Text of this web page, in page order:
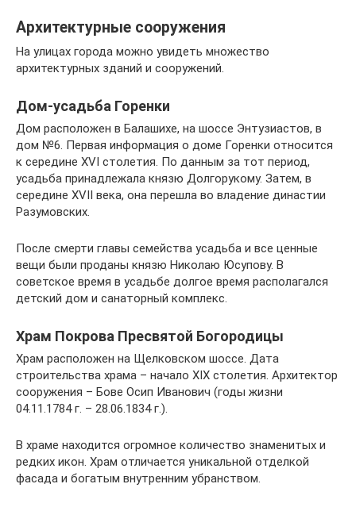
Архитектурные сооружения
На улицах города можно увидеть множество
архитектурных зданий и сооружений.
Дом-усадьба Горенки
Дом расположен в Балашихе, на шоссе Энтузиастов, в
дом №6. Первая информация о доме Горенки относится
к середине XVI столетия. По данным за тот период,
усадьба принадлежала князю Долгорукому. Затем, в
середине XVII века, она перешла во владение династии
Разумовских.
После смерти главы семейства усадьба и все ценные
вещи были проданы князю Николаю Юсупову. В
советское время в усадьбе долгое время располагался
детский дом и санаторный комплекс.
Храм Покрова Пресвятой Богородицы
Храм расположен на Щелковском шоссе. Дата
строительства храма – начало XIX столетия. Архитектор
сооружения – Бове Осип Иванович (годы жизни
04.11.1784 г. – 28.06.1834 г.).
В храме находится огромное количество знаменитых и
редких икон. Храм отличается уникальной отделкой
фасада и богатым внутренним убранством.